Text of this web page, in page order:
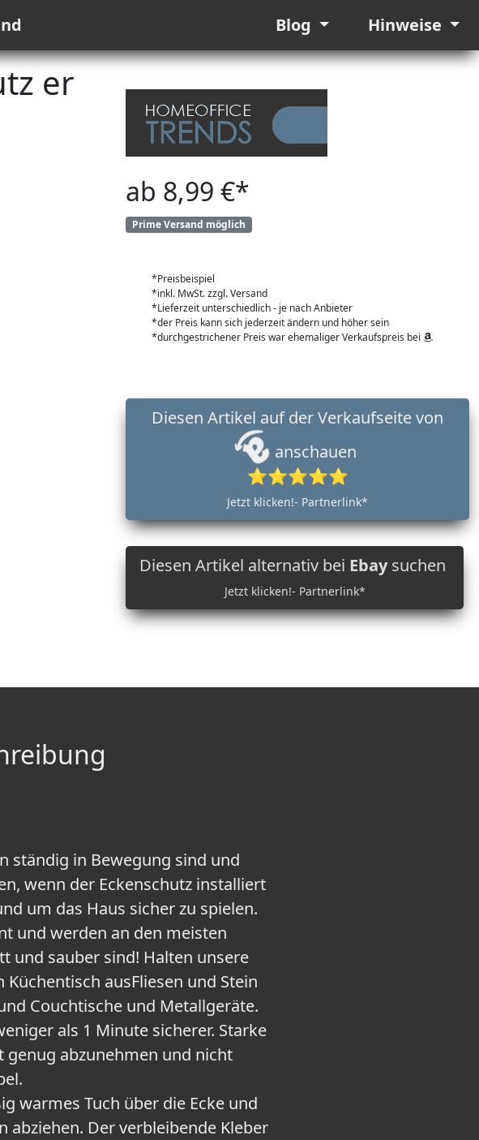
Blog Hinweise
er
ab 8,99 €*
Prime Versand möglich
*Preisbeispiel
*inkl. MwSt. zzgl. Versand
*Lieferzeit unterschiedlich - je nach Anbieter
*der Preis kann sich jederzeit ändern und höher sein
*durchgestrichener Preis war ehemaliger Verkaufspreis bei
anschauen
⭐⭐⭐⭐⭐
Jetzt klicken!- Partnerlink*
Diesen Artikel alternativ bei Ebaysuchen
Jetzt klicken!- Partnerlink*
ständig in Bewegung sind und
wenn der Eckenschutz installiert
um das Haus sicher zu spielen.
und werden an den meisten
und sauber sind! Halten unsere
ausFliesen und Stein
Couchtische und Metallgeräte.
als 1 Minute sicherer. Starke
genug abzunehmen und nicht
warmes Tuch über die Ecke und
abziehen. Der verbleibende Kleber